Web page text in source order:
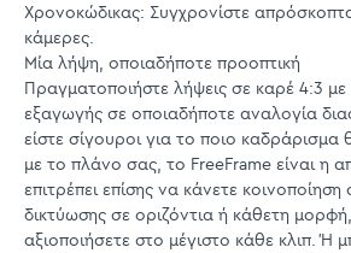
Χρονοκώδικας: Συγχρονίστε
κάμερες.
Μία λήψη, οποιαδήποτε προοπτική
Πραγματοποιήστε λήψεις σε καρέ 4:3 με
εξαγωγής σε οποιαδήποτε αναλογία
είστε σίγουροι για το ποιο καδράρισμα
με το πλάνο σας, το FreeFrame είναι η
επιτρέπει επίσης να κάνετε
δικτύωσης σε οριζόντια ή κάθετη
αξιοποιήσετε στο μέγιστο κάθε κλιπ. Ή